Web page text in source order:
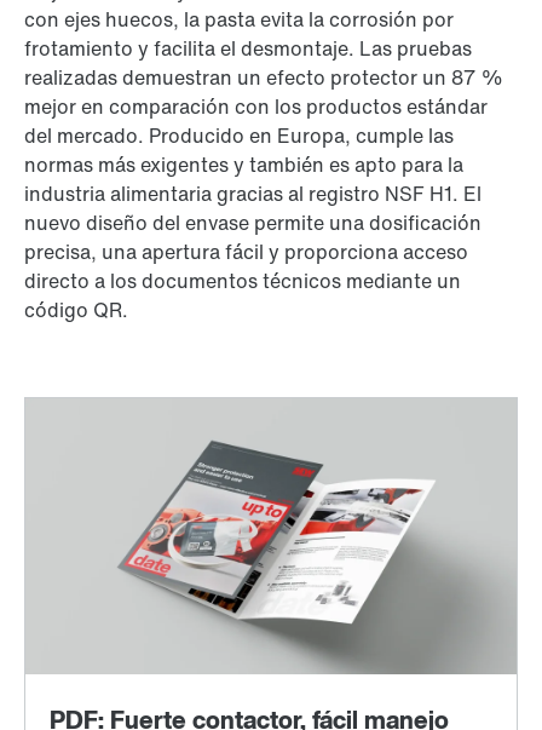
con ejes huecos, la pasta evita la corrosión por
frotamiento y facilita el desmontaje. Las pruebas
realizadas demuestran un efecto protector un 87 %
mejor en comparación con los productos estándar
del mercado. Producido en Europa, cumple las
normas más exigentes y también es apto para la
industria alimentaria gracias al registro NSF H1. El
nuevo diseño del envase permite una dosificación
precisa, una apertura fácil y proporciona acceso
directo a los documentos técnicos mediante un
código QR.